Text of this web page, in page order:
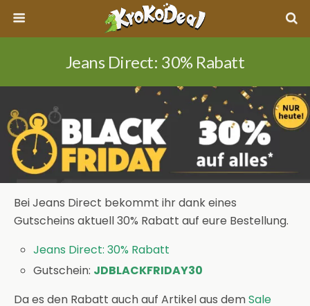
Jeans Direct: 30% Rabatt
Bei Jeans Direct bekommt ihr dank eines
Gutscheins aktuell 30% Rabatt auf eure Bestellung.
Jeans Direct: 30% Rabatt
Gutschein: JDBLACKFRIDAY30
Da es den Rabatt auch auf Artikel aus demSale